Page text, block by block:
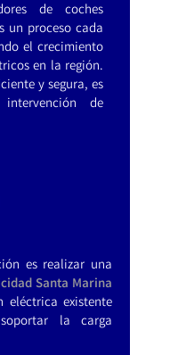
de coches
un proceso cada
el crecimiento
en la región.
y segura, es
de
es realizar una
Santa Marina
eléctrica existente
la carga